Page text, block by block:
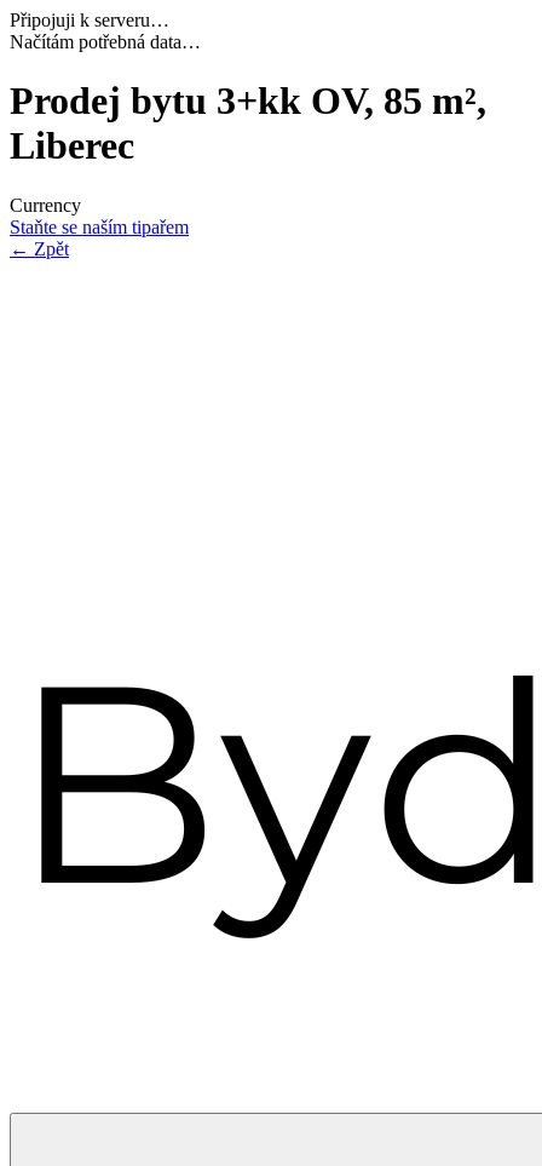
Připojuji k serveru…
Dokončuji inicializaci…
Prodej bytu 3+kk OV, 85 m²,
Liberec
Currency
Staňte se naším tipařem
← Zpět